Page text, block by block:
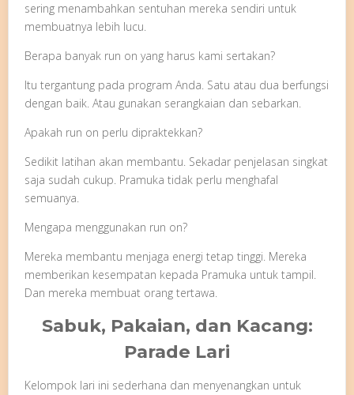
sering menambahkan sentuhan mereka sendiri untuk
membuatnya lebih lucu.
Berapa banyak run on yang harus kami sertakan?
Itu tergantung pada program Anda. Satu atau dua berfungsi
dengan baik. Atau gunakan serangkaian dan sebarkan.
Apakah run on perlu dipraktekkan?
Sedikit latihan akan membantu. Sekadar penjelasan singkat
saja sudah cukup. Pramuka tidak perlu menghafal
semuanya.
Mengapa menggunakan run on?
Mereka membantu menjaga energi tetap tinggi. Mereka
memberikan kesempatan kepada Pramuka untuk tampil.
Dan mereka membuat orang tertawa.
Sabuk, Pakaian, dan Kacang:
Parade Lari
Kelompok lari ini sederhana dan menyenangkan untuk